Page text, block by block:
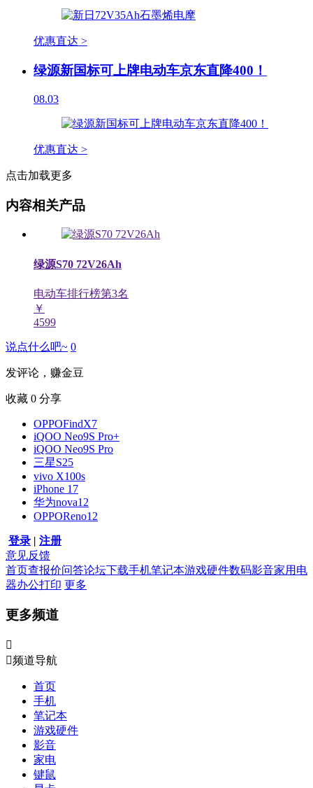
优惠直达 >
绿源新国标可上牌电动车京东直降400！
08.03
优惠直达 >
点击加载更多
内容相关产品
绿源S70 72V26Ah
电动车排行榜第3名
￥
4599
说点什么吧~ 0
发评论，赚金豆
收藏 0 分享
OPPOFindX7
iQOO Neo9S Pro+
iQOO Neo9S Pro
三星S25
vivo X100s
iPhone 17
华为nova12
OPPOReno12
登录 | 注册
意见反馈
首页查报价问答论坛下载手机笔记本游戏硬件数码影音家用电
器办公打印 更多
更多频道

频道导航
首页
手机
笔记本
游戏硬件
影音
家电
键鼠